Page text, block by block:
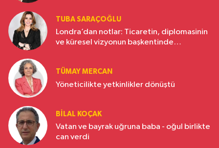
TUBA SARAÇOĞLU
Londra’dan notlar: Ticaretin, diplomasinin
ve küresel vizyonun başkentinde
TÜMAY MERCAN
Yöneticilikte yetkinlikler dönüştü
BILAL KOÇAK
Vatan ve bayrak uğruna baba - oğul birlikte
can verdi